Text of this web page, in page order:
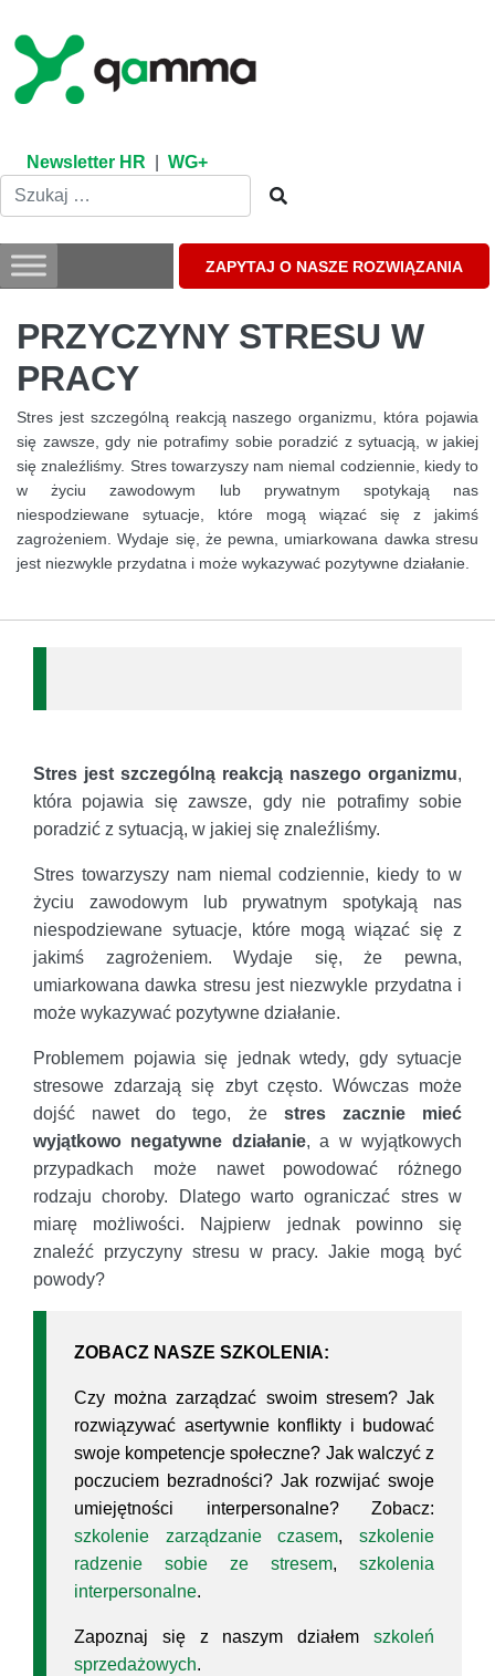
content
Newsletter HR WG+
ZAPYTAJ O NASZE ROZWIĄZANIA
PRZYCZYNY STRESU W
PRACY
Stres jest szczególną reakcją naszego organizmu, która pojawia
się zawsze, gdy nie potrafimy sobie poradzić z sytuacją, w jakiej
się znaleźliśmy. Stres towarzyszy nam niemal codziennie, kiedy to
w życiu zawodowym lub prywatnym spotykają nas
niespodziewane sytuacje, które mogą wiązać się z jakimś
zagrożeniem. Wydaje się, że pewna, umiarkowana dawka stresu
jest niezwykle przydatna i może wykazywać pozytywne działanie.
Stres jest szczególną reakcją naszego organizmu,
która pojawia się zawsze, gdy nie potrafimy sobie
poradzić z sytuacją, w jakiej się znaleźliśmy.
Stres towarzyszy nam niemal codziennie, kiedy to w
życiu zawodowym lub prywatnym spotykają nas
niespodziewane sytuacje, które mogą wiązać się z
jakimś zagrożeniem. Wydaje się, że pewna,
umiarkowana dawka stresu jest niezwykle przydatna i
może wykazywać pozytywne działanie.
Problemem pojawia się jednak wtedy, gdy sytuacje
stresowe zdarzają się zbyt często. Wówczas może
dojść nawet do tego, że stres zacznie mieć
wyjątkowo negatywne działanie, a w wyjątkowych
przypadkach może nawet powodować różnego
rodzaju choroby. Dlatego warto ograniczać stres w
miarę możliwości. Najpierw jednak powinno się
znaleźć przyczyny stresu w pracy. Jakie mogą być
powody?
ZOBACZ NASZE SZKOLENIA:
Czy można zarządzać swoim stresem? Jak
rozwiązywać asertywnie konflikty i budować
swoje kompetencje społeczne? Jak walczyć z
poczuciem bezradności? Jak rozwijać swoje
umiejętności interpersonalne? Zobacz:
szkolenie zarządzanie czasem,szkolenie
radzenie sobie ze stresem, szkolenia
interpersonalne.
Zapoznaj się z naszym działem szkoleń
sprzedażowych.